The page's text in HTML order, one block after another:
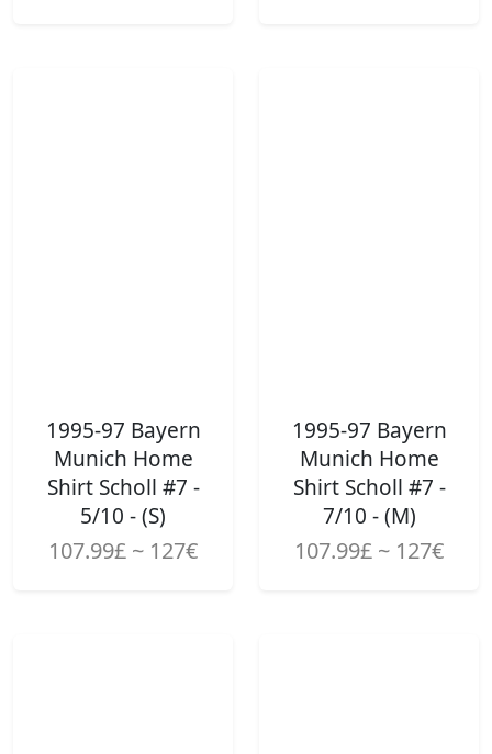
1995-97 Bayern
Munich Home
Shirt Scholl #7 -
5/10 - (S)
107.99£ ~ 127€
1995-97 Bayern
Munich Home
Shirt Scholl #7 -
7/10 - (M)
107.99£ ~ 127€